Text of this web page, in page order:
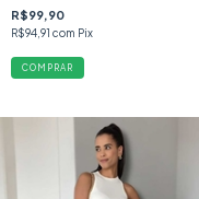
R$99,90
R$94,91 com Pix
COMPRAR